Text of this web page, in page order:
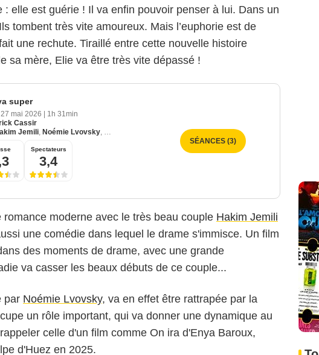
: elle est guérie ! Il va enfin pouvoir penser à lui. Dans un
tombent très vite amoureux. Mais l’euphorie est de
une rechute. Tiraillé entre cette nouvelle histoire
sa mère, Elie va être très vite dépassé !
super
27 mai 2026
1h 31min
Cassir
Jemili, Noémie Lvovsky, Marie Colomb
Spectateurs
3,4
SÉANCES (3)
romance moderne avec le très beau couple Hakim Jemili
une comédie dans lequel le drame s'immisce. Un film
des moments de drame, avec une grande
va casser les beaux débuts de ce couple...
par Noémie Lvovsky, va en effet être rattrapée par la
un rôle important, qui va donner une dynamique au
celle d'un film comme On ira d'Enya Baroux,
d'Huez en 2025.